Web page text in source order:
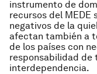
instrumento de
recursos del MEDE
negativos de la
afectan también a
de los países con
responsabilidad de
interdependencia.